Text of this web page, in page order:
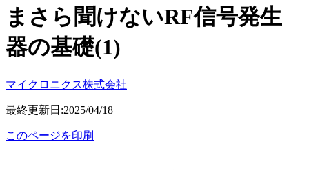
まさら聞けないRF信号発生
器の基礎(1)
マイクロニクス株式会社
最終更新日:2025/04/18
このページを印刷